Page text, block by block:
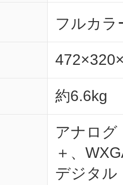
フルカラ
約6.6kg
アナログ
＋、
デジタル